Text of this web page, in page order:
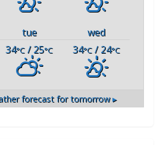
tue
wed
34°C / 25°C 34°C/ 24°C
forecast for tomorrow ▸